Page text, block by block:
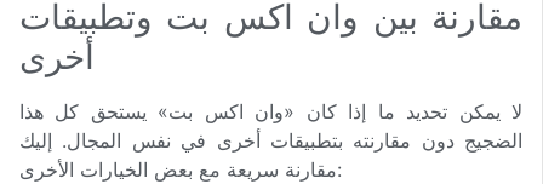
مقارنة بين وان اكس بت وتطبيقات
أخرى
لا يمكن تحديد ما إذا كان «وان اكس بت» يستحق كل هذا
الضجيج دون مقارنته بتطبيقات أخرى في نفس المجال. إليك
مقارنة سريعة مع بعض الخيارات الأخرى: